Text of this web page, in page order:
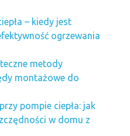
– kiedy jest
ogrzewania
metody
montażowe do
pompie ciepła: jak
w domu z